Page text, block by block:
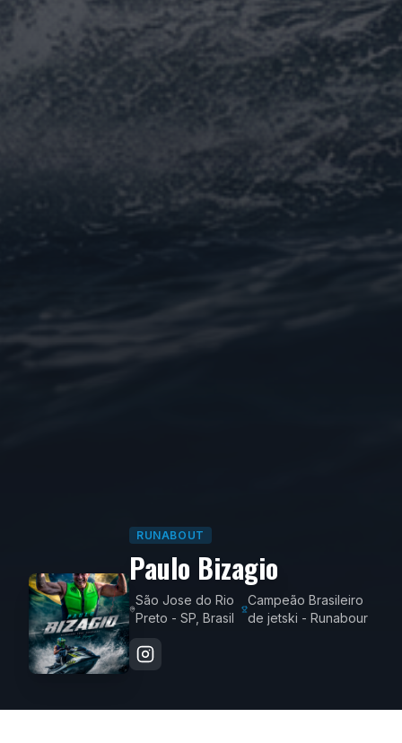
RUNABOUT
Paulo Bizagio
São Jose do Rio
Preto - SP, Brasil
Campeão Brasileiro
de jetski - Runabour